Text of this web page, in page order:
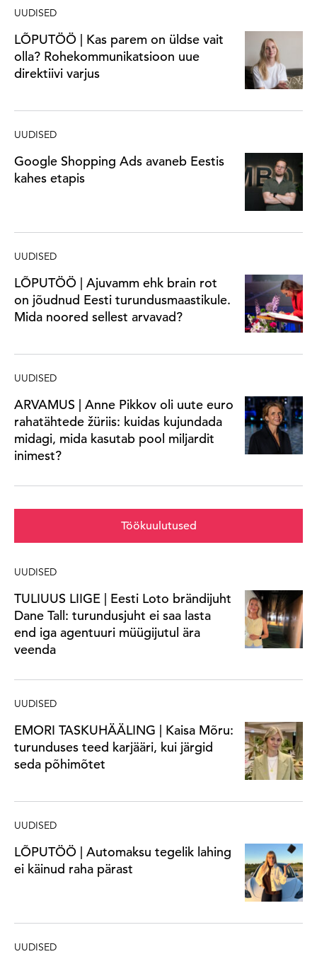
UUDISED
LÕPUTÖÖ | Kas parem on üldse vait
olla? Rohekommunikatsioon uue
direktiivi varjus
UUDISED
Google Shopping Ads avaneb Eestis
kahes etapis
UUDISED
LÕPUTÖÖ | Ajuvamm ehk brain rot
on jõudnud Eesti turundusmaastikule.
Mida noored sellest arvavad?
UUDISED
ARVAMUS | Anne Pikkov oli uute euro
rahatähtede žüriis: kuidas kujundada
midagi, mida kasutab pool miljardit
inimest?
Töökuulutused
UUDISED
TULIUUS LIIGE | Eesti Loto brändijuht
Dane Tall: turundusjuht ei saa lasta
end iga agentuuri müügijutul ära
veenda
UUDISED
EMORI TASKUHÄÄLING | Kaisa Mõru:
turunduses teed karjääri, kui järgid
seda põhimõtet
UUDISED
LÕPUTÖÖ | Automaksu tegelik lahing
ei käinud raha pärast
UUDISED